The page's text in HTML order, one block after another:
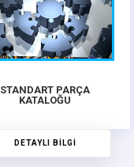
STANDART PARÇA
KATALOĞU
DETAYLI BİLGİ